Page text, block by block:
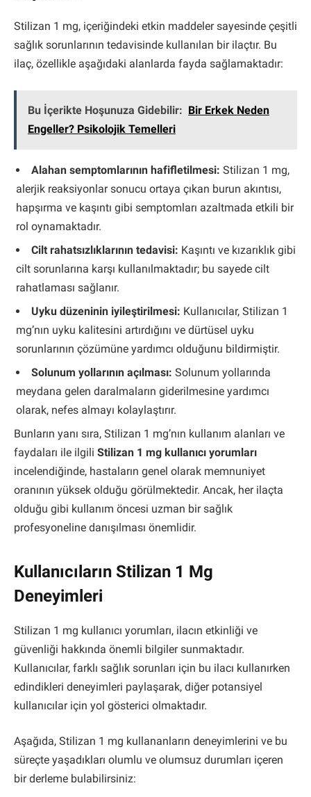
Stilizan 1 mg, içeriğindeki etkin maddeler sayesinde çeşitli
sağlık sorunlarının tedavisinde kullanılan bir ilaçtır. Bu
ilaç, özellikle aşağıdaki alanlarda fayda sağlamaktadır:
Bu İçerikte Hoşunuza Gidebilir: Bir Erkek Neden
Engeller? Psikolojik Temelleri
Alahan semptomlarının hafifletilmesi: Stilizan 1 mg,
alerjik reaksiyonlar sonucu ortaya çıkan burun akıntısı,
hapşırma ve kaşıntı gibi semptomları azaltmada etkili bir
rol oynamaktadır.
Cilt rahatsızlıklarının tedavisi: Kaşıntı ve kızarıklık gibi
cilt sorunlarına karşı kullanılmaktadır; bu sayede cilt
rahatlaması sağlanır.
Uyku düzeninin iyileştirilmesi: Kullanıcılar, Stilizan 1
mg’nın uyku kalitesini artırdığını ve dürtüsel uyku
sorunlarının çözümüne yardımcı olduğunu bildirmiştir.
Solunum yollarının açılması: Solunum yollarında
meydana gelen daralmaların giderilmesine yardımcı
olarak, nefes almayı kolaylaştırır.
Bunların yanı sıra, Stilizan 1 mg’nın kullanım alanları ve
faydaları ile ilgili Stilizan 1 mg kullanıcı yorumları
incelendiğinde, hastaların genel olarak memnuniyet
oranının yüksek olduğu görülmektedir. Ancak, her ilaçta
olduğu gibi kullanım öncesi uzman bir sağlık
profesyoneline danışılması önemlidir.
Kullanıcıların Stilizan 1 Mg
Deneyimleri
Stilizan 1 mg kullanıcı yorumları, ilacın etkinliği ve
güvenliği hakkında önemli bilgiler sunmaktadır.
Kullanıcılar, farklı sağlık sorunları için bu ilacı kullanırken
edindikleri deneyimleri paylaşarak, diğer potansiyel
kullanıcılar için yol gösterici olmaktadır.
Aşağıda, Stilizan 1 mg kullananların deneyimlerini ve bu
süreçte yaşadıkları olumlu ve olumsuz durumları içeren
bir derleme bulabilirsiniz: